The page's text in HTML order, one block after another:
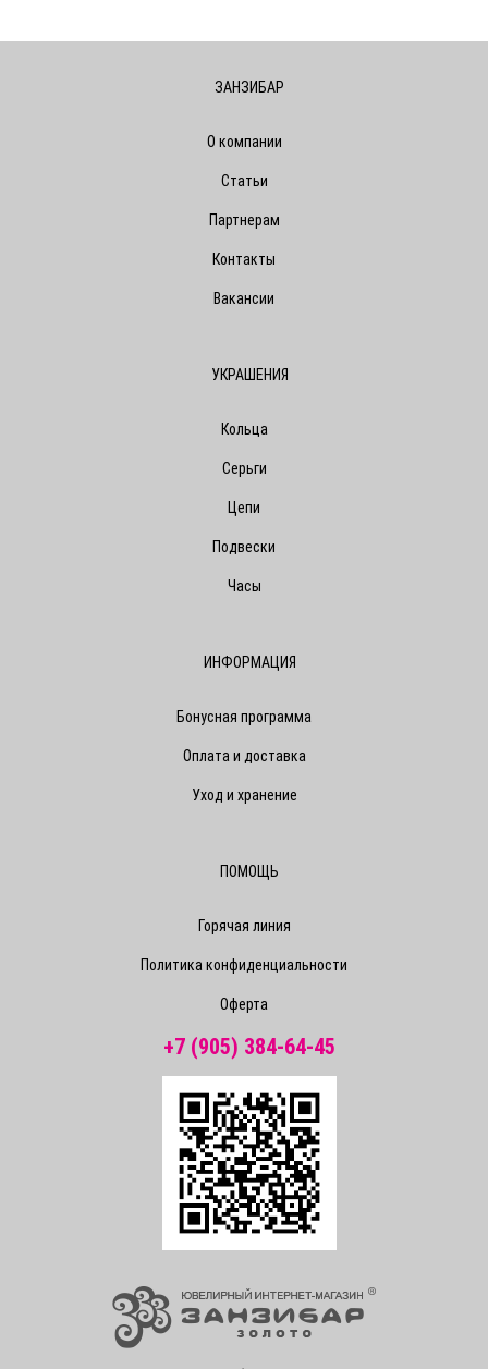
ЗАНЗИБАР
О компании
Статьи
Партнерам
Контакты
Вакансии
УКРАШЕНИЯ
Кольца
Серьги
Цепи
Подвески
Часы
ИНФОРМАЦИЯ
Бонусная программа
Оплата и доставка
Уход и хранение
ПОМОЩЬ
Горячая линия
Политика конфиденциальности
Оферта
+7 (905) 384-64-45